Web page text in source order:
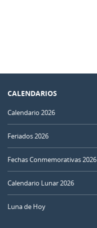
CALENDARIOS
Calendario 2026
Feriados 2026
Fechas Conmemorativas 2026
Calendario Lunar 2026
Luna de Hoy